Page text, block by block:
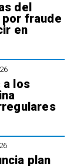
del
por fraude
en
a los
plan